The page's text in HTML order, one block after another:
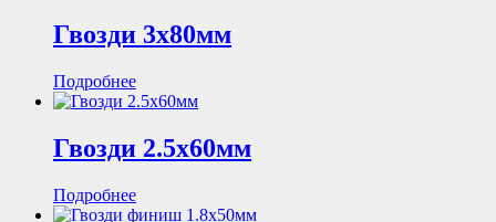
Гвозди 3х80мм
Подробнее
Гвозди 2.5х60мм
Подробнее